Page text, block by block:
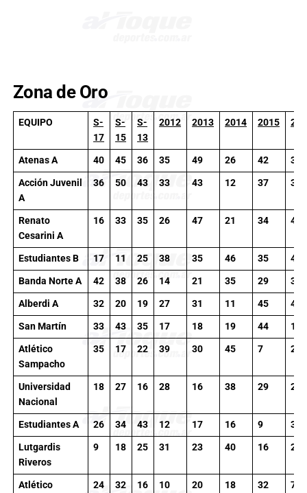
Zona de Oro
EQUIPO
S-
17
S-
15
S-
13
2012 2013 2014 2015
Atenas A 40 45 36 35 49 26 42
32
Acción Juvenil
A
36 50 43 33 43 12 37 38
Renato
Cesarini A
16 33 35 26 47 21 34 45
Estudiantes B 17 11 25 38 35 46 35
46
Banda Norte A
42 38 26 14 21 35 29
39
Alberdi A
32 20 19 27 31 11 45
43
San Martín
33 43 35 17 18 19 44
11
Atlético
Sampacho
35 17 22 39 30 45 7 23
Universidad
Nacional
18 27 16 28 16 38 29 25
Estudiantes A 26 34 43 12 17 16 9
35
Lutgardis
Riveros
9 18 25 31 23 40 16 21
Atlético
24 32 16 10 20 18 32 7